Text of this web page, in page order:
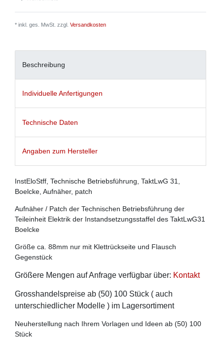
* inkl. ges. MwSt. zzgl. Versandkosten
Beschreibung
Individuelle Anfertigungen
Technische Daten
Angaben zum Hersteller
InstEloStff, Technische Betriebsführung, TaktLwG 31,
Boelcke, Aufnäher, patch
Aufnäher / Patch der Technischen Betriebsführung der
Teileinheit Elektrik der Instandsetzungsstaffel des TaktLwG31
Boelcke
Größe ca. 88mm nur mit Klettrückseite und Flausch
Gegenstück
Größere Mengen auf Anfrage verfügbar über: Kontakt
Grosshandelspreise ab (50) 100 Stück ( auch
unterschiedlicher Modelle ) im Lagersortiment
Neuherstellung nach Ihrem Vorlagen und Ideen ab (50) 100
Stück